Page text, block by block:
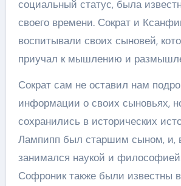
социальный статус, была
своего времени. Сократ и
воспитывали своих сыновей,
приучал к мышлению и
Сократ сам не оставил нам
информации о своих сыновьях,
сохранились в исторических
Лампипп был старшим сыном, и,
занимался наукой и
Софроник также были известны